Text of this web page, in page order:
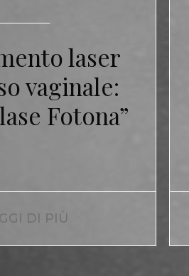
laser
vaginale:
Fotona”
DI PIÙ